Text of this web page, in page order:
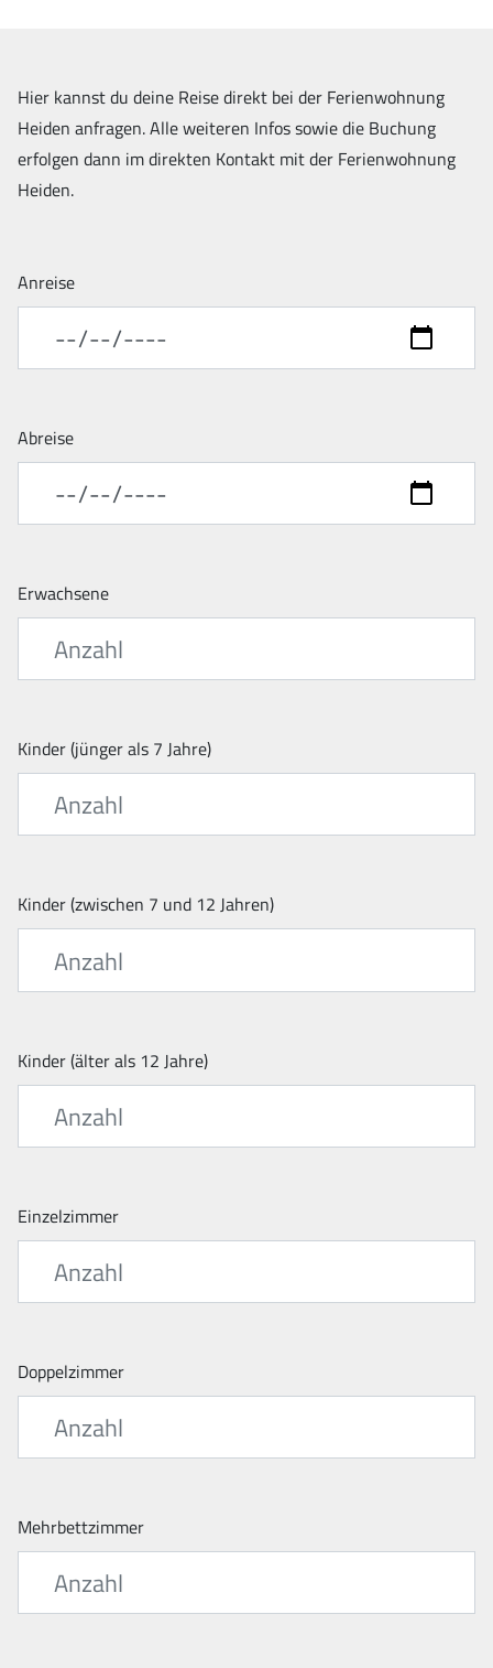
Hier kannst du deine Reise direkt bei der Ferienwohnung
Heiden anfragen. Alle weiteren Infos sowie die Buchung
erfolgen dann im direkten Kontakt mit der Ferienwohnung
Heiden.
Anreise
Abreise
Erwachsene
Kinder (jünger als 7 Jahre)
Kinder (zwischen 7 und 12 Jahren)
Kinder (älter als 12 Jahre)
Einzelzimmer
Doppelzimmer
Mehrbettzimmer